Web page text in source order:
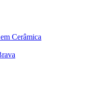
Cerâmica